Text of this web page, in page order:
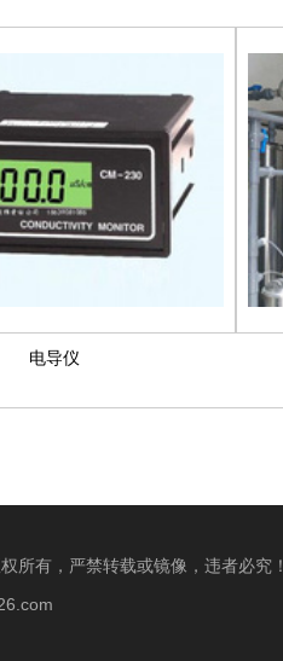
电导仪
所有，严禁转载或镜像，违者必究！